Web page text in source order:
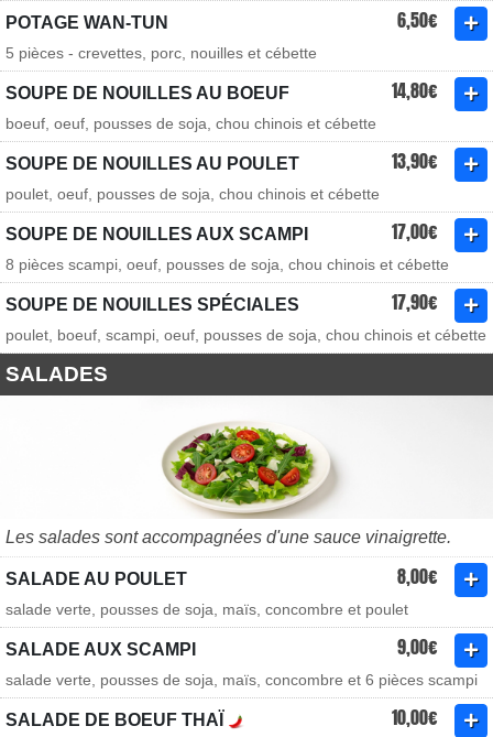
POTAGE WAN-TUN 6,50€
5 pièces - crevettes, porc, nouilles et cébette
SOUPE DE NOUILLES AU BOEUF 14,80€
boeuf, oeuf, pousses de soja, chou chinois et cébette
SOUPE DE NOUILLES AU POULET 13,90€
poulet, oeuf, pousses de soja, chou chinois et cébette
SOUPE DE NOUILLES AUX SCAMPI 17,00€
8 pièces scampi, oeuf, pousses de soja, chou chinois et cébette
SOUPE DE NOUILLES SPÉCIALES 17,90€
poulet, boeuf, scampi, oeuf, pousses de soja, chou chinois et cébette
SALADES
Les salades sont accompagnées d'une sauce vinaigrette.
SALADE AU POULET 8,00€
salade verte, pousses de soja, maïs, concombre et poulet
SALADE AUX SCAMPI 9,00€
salade verte, pousses de soja, maïs, concombre et 6 pièces scampi
SALADE DE BOEUF THAÏ 10,00€